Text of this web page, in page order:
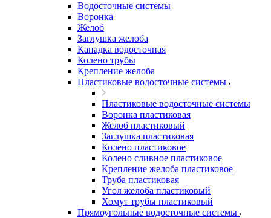
Водосточные системы
Воронка
Желоб
Заглушка желоба
Канадка водосточная
Колено трубы
Крепление желоба
Пластиковые водосточные системы
Пластиковые водосточные системы
Воронка пластиковая
Желоб пластиковый
Заглушка пластиковая
Колено пластиковое
Колено сливное пластиковое
Крепление желоба пластиковое
Труба пластиковая
Угол желоба пластиковый
Хомут трубы пластиковый
Прямоугольные водосточные системы